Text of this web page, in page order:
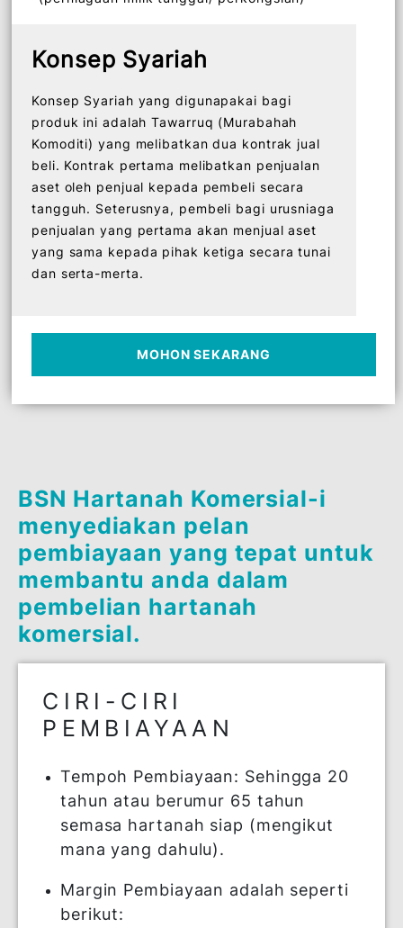
telah beroperasi melebihi 3 tahun
Untuk permohonan Individu
(perseorangan/bersama) dan bukan individu
Konsep Syariah
Konsep Syariah yang digunapakai bagi
produk ini adalah Tawarruq (Murabahah
Komoditi) yang melibatkan dua kontrak jual
beli. Kontrak pertama melibatkan penjualan
penjualan yang pertama akan menjual aset
yang sama kepada pihak ketiga secara tunai
MOHON SEKARANG
BSN Hartanah Komersial-i
pembiayaan yang tepat
membantu anda dalam
pembelian hartanah
komersial.
PEMBIAYAAN